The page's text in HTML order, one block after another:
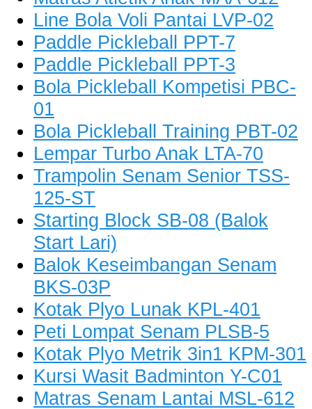
Line Bola Voli Pantai LVP-02
Paddle Pickleball PPT-7
Paddle Pickleball PPT-3
Bola Pickleball Kompetisi PBC-
01
Bola Pickleball Training PBT-02
Lempar Turbo Anak LTA-70
Trampolin Senam Senior TSS-
125-ST
Starting Block SB-08 (Balok
Start Lari)
Balok Keseimbangan Senam
BKS-03P
Kotak Plyo Lunak KPL-401
Peti Lompat Senam PLSB-5
Kotak Plyo Metrik 3in1 KPM-301
Kursi Wasit Badminton Y-C01
Matras Senam Lantai MSL-612